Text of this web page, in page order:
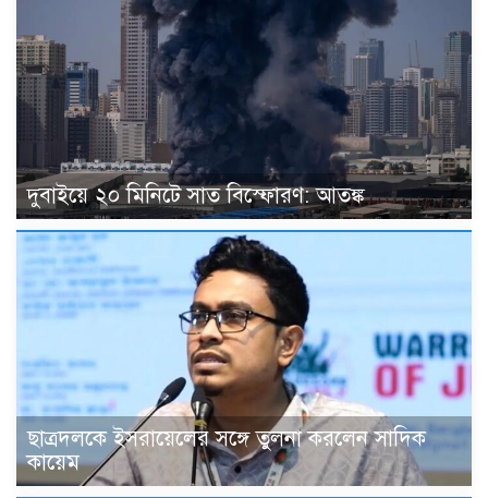
দুবাইয়ে ২০ মিনিটে সাত বিস্ফোরণ: আতঙ্ক
ছাত্রদলকে ইসরায়েলের সঙ্গে তুলনা করলেন সাদিক
কায়েম